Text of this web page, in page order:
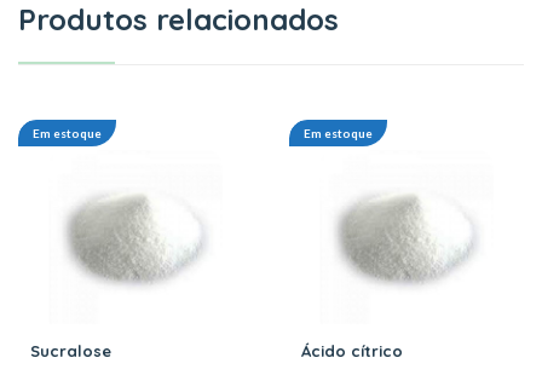
Produtos relacionados
Em estoque
Sucralose
Em estoque
Ácido cítrico